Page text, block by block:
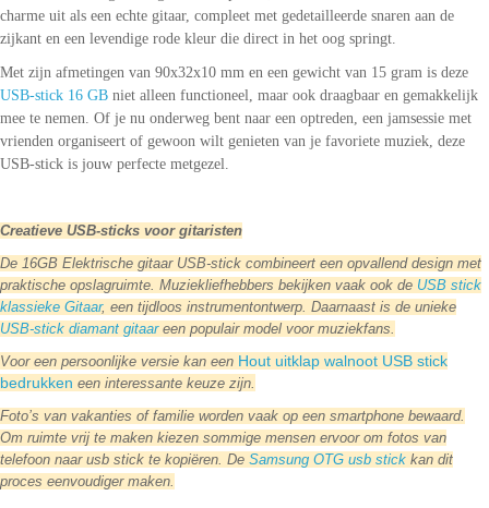
charme uit als een echte gitaar, compleet met gedetailleerde snaren aan de
zijkant en een levendige rode kleur die direct in het oog springt.
Met zijn afmetingen van 90x32x10 mm en een gewicht van 15 gram is deze
USB-stick 16 GB niet alleen functioneel, maar ook draagbaar en gemakkelijk
mee te nemen. Of je nu onderweg bent naar een optreden, een jamsessie met
vrienden organiseert of gewoon wilt genieten van je favoriete muziek, deze
USB-stick is jouw perfecte metgezel.
Creatieve USB-sticks voor gitaristen
De 16GB Elektrische gitaar USB-stick combineert een opvallend design met
praktische opslagruimte. Muziekliefhebbers bekijken vaak ook de USB stick
klassieke Gitaar, een tijdloos instrumentontwerp. Daarnaast is de unieke
USB-stick diamant gitaareen populair model voor muziekfans.
Voor een persoonlijke versie kan een Hout uitklap walnoot USB stick
bedrukken een interessante keuze zijn.
Foto’s van vakanties of familie worden vaak op een smartphone bewaard.
Om ruimte vrij te maken kiezen sommige mensen ervoor om fotos van
telefoon naar usb stick te kopiëren. De Samsung OTG usb stick kan dit
proces eenvoudiger maken.